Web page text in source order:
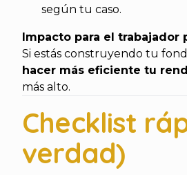
según tu caso.
Impacto para el trabajador
Si estás construyendo tu
hacer más eficiente tu
más alto.
Checklist
verdad)